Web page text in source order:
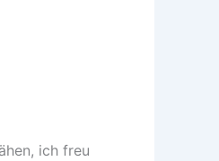
ich freu